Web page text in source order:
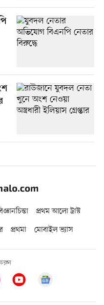
প্রথম আলো ট্রাস্ট
প্রথমা মোবাইল ভ্যাস